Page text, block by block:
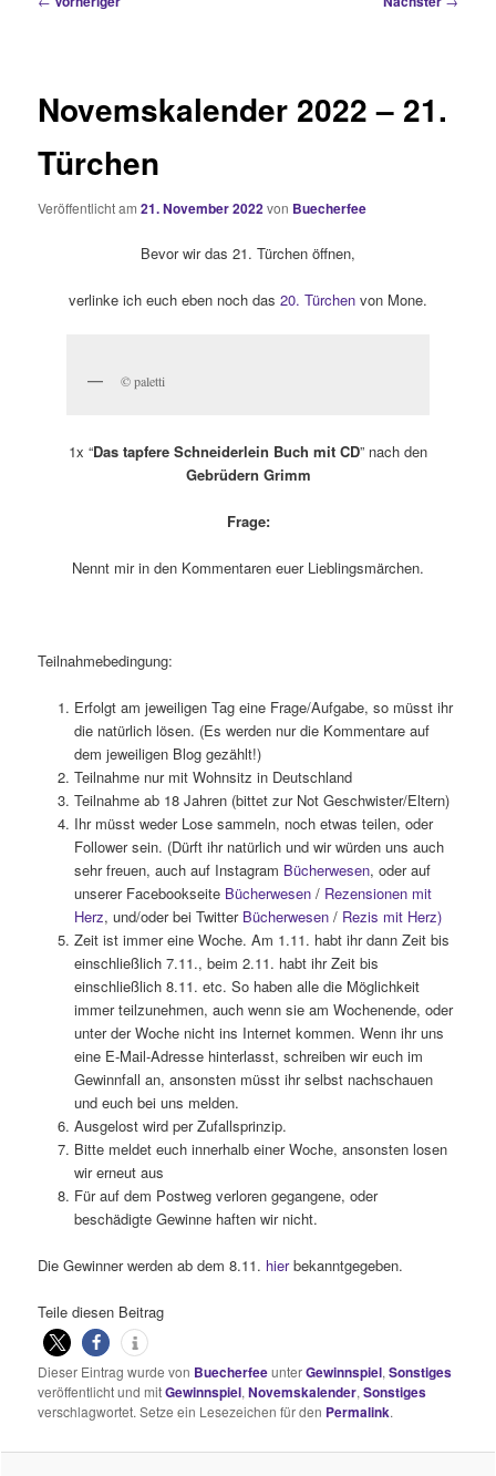
Novemskalender 2022 – 21.
Türchen
Veröffentlicht am21. November 2022von Buecherfee
Bevor wir das 21. Türchen öffnen,
verlinke ich euch eben noch das 20. Türchen von Mone.
© paletti
1x “Das tapfere Schneiderlein Buch mit CD” nach den
Gebrüdern Grimm
Frage:
Nennt mir in den Kommentaren euer Lieblingsmärchen.
Teilnahmebedingung:
Erfolgt am jeweiligen Tag eine Frage/Aufgabe, so müsst ihr
die natürlich lösen. (Es werden nur die Kommentare auf
dem jeweiligen Blog gezählt!)
Teilnahme nur mit Wohnsitz in Deutschland
Teilnahme ab 18 Jahren (bittet zur Not Geschwister/Eltern)
Ihr müsst weder Lose sammeln, noch etwas teilen, oder
Follower sein. (Dürft ihr natürlich und wir würden uns auch
sehr freuen, auch auf Instagram Bücherwesen, oder auf
unserer Facebookseite Bücherwesen/ Rezensionen mit
Herz, und/oder bei Twitter Bücherwesen/ Rezis mit Herz)
Zeit ist immer eine Woche. Am 1.11. habt ihr dann Zeit bis
einschließlich 7.11., beim 2.11. habt ihr Zeit bis
einschließlich 8.11. etc. So haben alle die Möglichkeit
immer teilzunehmen, auch wenn sie am Wochenende, oder
unter der Woche nicht ins Internet kommen. Wenn ihr uns
eine E-Mail-Adresse hinterlasst, schreiben wir euch im
Gewinnfall an, ansonsten müsst ihr selbst nachschauen
und euch bei uns melden.
Ausgelost wird per Zufallsprinzip.
Bitte meldet euch innerhalb einer Woche, ansonsten losen
wir erneut aus
Für auf dem Postweg verloren gegangene, oder
beschädigte Gewinne haften wir nicht.
Die Gewinner werden ab dem 8.11. hierbekanntgegeben.
Teile diesen Beitrag
Dieser Eintrag wurde von BuecherfeeunterGewinnspiel,Sonstiges
veröffentlicht und mitGewinnspiel,Novemskalender,Sonstiges
verschlagwortet. Setze ein Lesezeichen für den Permalink.